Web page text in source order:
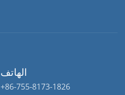
الهاتف
+86-755-8173-1826